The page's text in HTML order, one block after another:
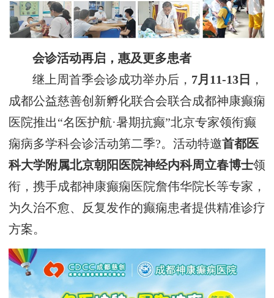
会诊活动再启，惠及更多患者
继上周首季会诊成功举办后， 7月11-13日
，
成都公益慈善创新孵化联合会联合成都神康癫痫
医院推出“名医护航·暑期抗癫”北京专家领衔癫
痫病多学科会诊活动第二季?。活动特邀首都医
科大学附属北京朝阳医院神经内科周立春博士领
衔，携手成都神康癫痫医院詹伟华院长等专家，
为久治不愈、反复发作的癫痫患者提供精准诊疗
方案。